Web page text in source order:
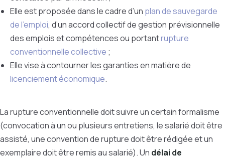
Elle est proposée dans le cadre d’un plan de sauvegarde
de l’emploi, d’un accord collectif de gestion prévisionnelle
des emplois et compétences ou portantrupture
conventionnelle collective ;
Elle vise à contourner les garanties en matière de
licenciement économique.
La rupture conventionnelle doit suivre un certain formalisme
(convocation à un ou plusieurs entretiens, le salarié doit être
assisté, une convention de rupture doit être rédigée et un
exemplaire doit être remis au salarié). Un délai de